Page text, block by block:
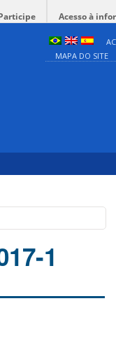
Acesso à
MAPA DO SITE
1